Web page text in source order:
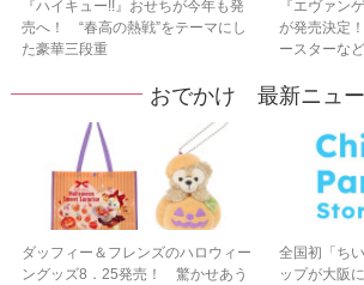
『ハイキュー!!』おせちが今年も発
売へ！ “春高の熱戦”をテーマにし
た豪華三段重
『エヴァン
が発売決定
ースターな
おでかけ 最新ニュ
ダッフィー＆フレンズのハロウィー
ングッズ8．25発売！ 驚かせあう
全国初「ち
ップが大阪